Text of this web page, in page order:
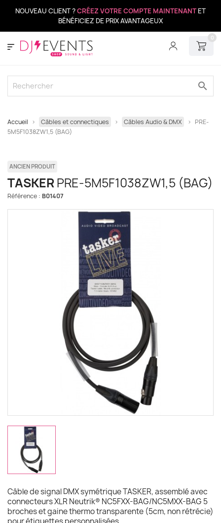
NOUVEAU CLIENT ?CRÉEZ VOTRE COMPTE MAINTENANT ET
BÉNÉFICIEZ DE PRIX AVANTAGEUX
0
search
Accueil Câbles et connectiques Câbles Audio & DMX
PRE-
5M5F1038ZW1,5 (BAG)
ANCIEN PRODUIT
TASKERPRE-5M5F1038ZW1,5 (BAG)
Référence : B01407
Câble de signal DMX symétrique TASKER, assemblé avec
connecteurs XLR Neutrik® NC5FXX-BAG/NC5MXX-BAG 5
broches et gaine thermo transparente (5cm, non rétrécie)